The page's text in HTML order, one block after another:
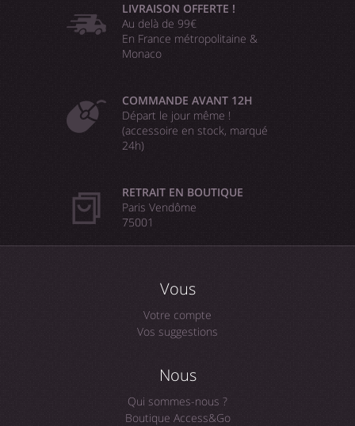
LIVRAISON OFFERTE !
Au delà de 99€
En France métropolitaine &
Monaco
COMMANDE AVANT 12H
Départ le jour même !
(accessoire en stock, marqué
24h)
RETRAIT EN BOUTIQUE
Paris Vendôme
75001
Vous
Votre compte
Vos suggestions
Nous
Qui sommes-nous ?
Boutique Access&Go